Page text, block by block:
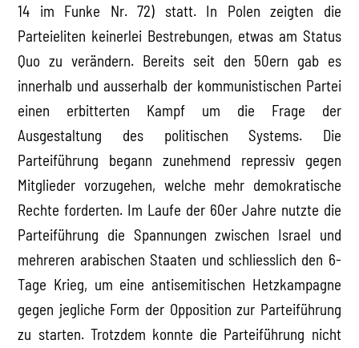
14 im Funke Nr. 72) statt. In Polen zeigten die
Parteieliten keinerlei Bestrebungen, etwas am Status
Quo zu verändern. Bereits seit den 50ern gab es
innerhalb und ausserhalb der kommunistischen Partei
einen erbitterten Kampf um die Frage der
Ausgestaltung des politischen Systems. Die
Parteiführung begann zunehmend repressiv gegen
Mitglieder vorzugehen, welche mehr demokratische
Rechte forderten. Im Laufe der 60er Jahre nutzte die
Parteiführung die Spannungen zwischen Israel und
mehreren arabischen Staaten und schliesslich den 6-
Tage Krieg, um eine antisemitischen Hetzkampagne
gegen jegliche Form der Opposition zur Parteiführung
zu starten. Trotzdem konnte die Parteiführung nicht